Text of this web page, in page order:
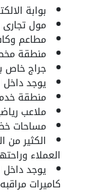
بوابة
مول تجارى
مطاعم
منطقة
جراج خاص
يوجد داخل
منطقة
ملاعب
مساحات
الكثير من
العملاء
يوجد
كاميرات